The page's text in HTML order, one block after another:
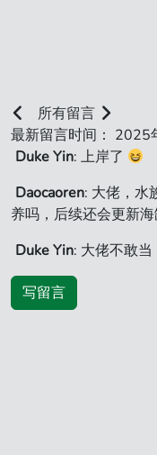
所有留言
最新留言时间： 2025
Duke Yin: 上岸了
Daocaoren: 大佬，水
养吗，后续还会更新
Duke Yin: 大佬不敢
写留言